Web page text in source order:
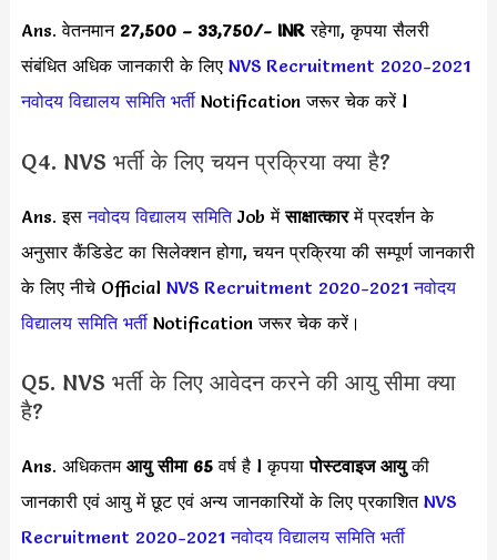
Ans. वेतनमान27,500 – 33,750/- INRरहेगा, कृपया सैलरी
संबंधित अधिक जानकारी के लिए NVS Recruitment 2020-2021
नवोदय विद्यालय समिति भर्तीNotification जरूर चेक करें l
Q4. NVS भर्ती के लिए चयन प्रक्रिया क्या है?
Ans. इसनवोदय विद्यालय समितिJob मेंसाक्षात्कारमें प्रदर्शन के
अनुसार कैंडिडेट का सिलेक्शन होगा, चयन प्रक्रिया की सम्पूर्ण जानकारी
के लिए नीचे Official NVS Recruitment 2020-2021 नवोदय
विद्यालय समिति भर्तीNotification जरूर चेक करें।
Q5. NVS भर्ती के लिए आवेदन करने की आयु सीमा क्या
है?
Ans. अधिकतम आयु सीमा 65वर्ष है l कृपयापोस्टवाइज आयुकी
जानकारी एवं आयु में छूट एवं अन्य जानकारियों के लिए प्रकाशित NVS
Recruitment 2020-2021 नवोदय विद्यालय समिति भर्ती